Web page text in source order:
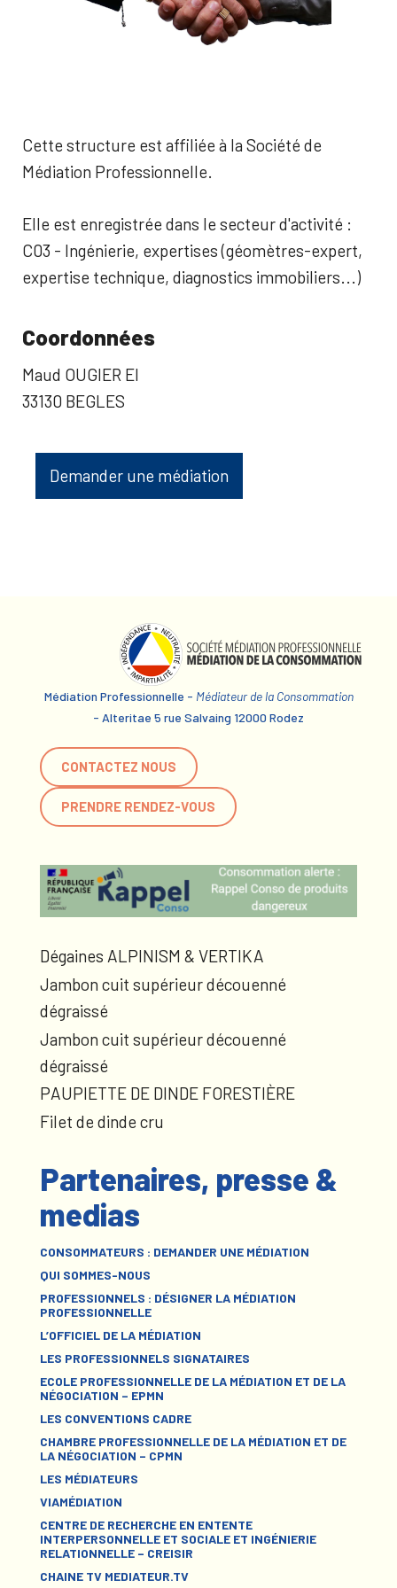
Cette structure est affiliée à la Société de
Médiation Professionnelle.
Elle est enregistrée dans le secteur d'activité :
C03 - Ingénierie, expertises (géomètres-expert,
expertise technique, diagnostics immobiliers...)
Coordonnées
Maud OUGIER EI
33130 BEGLES
Demander une médiation
Médiation Professionnelle - Médiateur de la Consommation
- Alteritae 5 rue Salvaing 12000 Rodez
CONTACTEZ NOUS
PRENDRE RENDEZ-VOUS
Dégaines ALPINISM & VERTIKA
Jambon cuit supérieur découenné
dégraissé
Jambon cuit supérieur découenné
dégraissé
PAUPIETTE DE DINDE FORESTIÈRE
Filet de dinde cru
Partenaires, presse &
medias
CONSOMMATEURS : DEMANDER UNE MÉDIATION
QUI SOMMES-NOUS
PROFESSIONNELS : DÉSIGNER LA MÉDIATION
PROFESSIONNELLE
L’OFFICIEL DE LA MÉDIATION
LES PROFESSIONNELS SIGNATAIRES
ECOLE PROFESSIONNELLE DE LA MÉDIATION ET DE LA
NÉGOCIATION – EPMN
LES CONVENTIONS CADRE
CHAMBRE PROFESSIONNELLE DE LA MÉDIATION ET DE
LA NÉGOCIATION – CPMN
LES MÉDIATEURS
VIAMÉDIATION
CENTRE DE RECHERCHE EN ENTENTE
INTERPERSONNELLE ET SOCIALE ET INGÉNIERIE
RELATIONNELLE – CREISIR
CHAINE TV MEDIATEUR.TV